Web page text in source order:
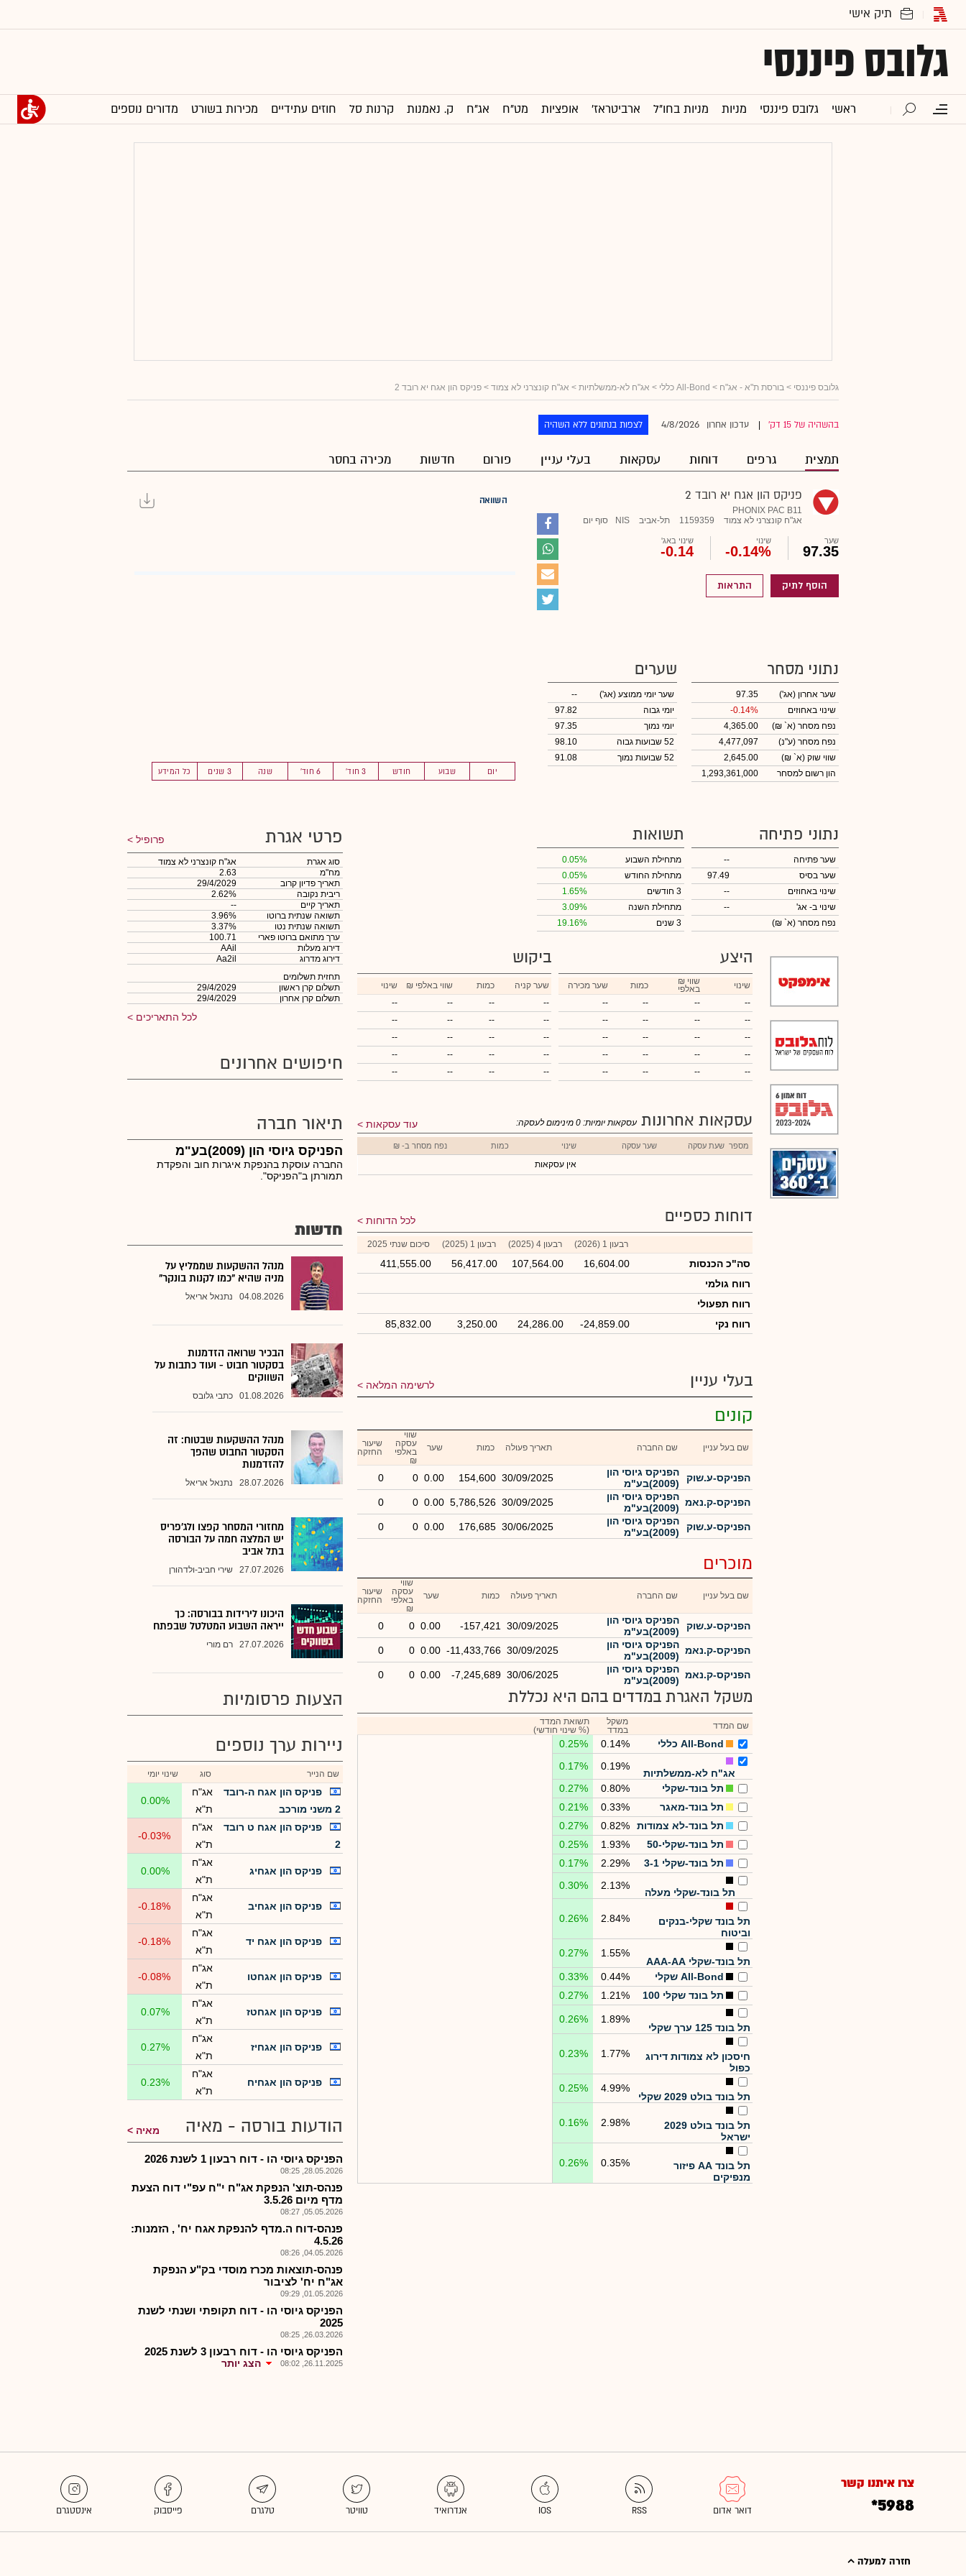
גלובס פיננסי
ראשי גלובס פיננסי מניות מניות בחו"ל ארביטראז' אופציות מט"ח אג"ח ק. נאמנות קרנות סל חוזים עתידיים מכירות בשורט מדורים נוספים
גלובס פיננסי > בורסת ת"א - אג"ח > All-Bond כללי > אג"ח לא-ממשלתיות > אג"ח קונצרני לא צמוד > פניקס הון אגח יא רובד 2
בהשהיה של 15 דק' עדכון אחרון 4/8/2026 לצפות בנתונים ללא השהיה
תמצית גרפים דוחות עסקאות בעלי עניין פורום חדשות מכירה בחסר
פניקס הון אגח יא רובד 2
PHONIX PAC B11
אג"ח קונצרני לא צמוד
1159359 תל-אביב NIS סוף יום
שער
97.35
שינוי
-0.14%
שינוי באג'
-0.14
הוסף לתיק התראות
השוואה
יום שבוע חודש 3 חוד' 6 חוד' שנה 3 שנים כל המידע
נתוני מסחר
שער אחרון (אג')
97.35
שינוי באחוזים
-0.14%
נפח מסחר (א` ₪)
4,365.00
נפח מסחר (ע"נ)
4,477,097
שווי שוק (א` ₪)
2,645.00
הון רשום למסחר
1,293,361,000
שערים
שער יומי ממוצע (אג')
--
יומי גבוה
97.82
יומי נמוך
97.35
52 שבועות גבוה
98.10
52 שבועות נמוך
91.08
נתוני פתיחה
שער פתיחה
--
שער בסיס
97.49
שינוי באחוזים
--
שינוי ב- אג'
--
נפח מסחר (א` ₪)
תשואות
מתחילת השבוע
0.05%
מתחילת החודש
0.05%
3 חודשים
1.65%
מתחילת השנה
3.09%
3 שנים
19.16%
היצע
שינוי ₪ שווי
באלפי כמות
שער מכירה
--
--
--
--
--
--
--
--
--
--
--
--
--
--
--
--
--
--
--
--
ביקוש
שער קניה כמות ₪ שווי באלפי
שינוי
--
--
--
--
--
--
--
--
--
--
--
--
--
--
--
--
--
--
--
--
עסקאות אחרונות עוד עסקאות עסקאות יומיות: 0 מינימום לעסקה:
מספר שעת עסקה שער עסקה שינוי כמות נפח מסחר ב- ₪
אין עסקאות
דוחות כספיים לכל הדוחות
רבעון 1 (2026) רבעון 4 (2025) רבעון 1 (2025) סיכום שנתי 2025
סה"כ הכנסות 16,604.00
107,564.00
56,417.00
411,555.00
רווח גולמי
רווח תפעולי
רווח נקי
-24,859.00
24,286.00
3,250.00
85,832.00
בעלי עניין לרשימה המלאה
קונים
שם בעל עניין שם החברה תאריך פעולה כמות שער
שווי
עסקה
באלפי
₪
שיעור
החזקה
הפניקס-ע.שוק
הפניקס גיוסי הון
(2009)בע"מ
30/09/2025
154,600
0.00
0
0
הפניקס-ק.נאמ הפניקס גיוסי הון
(2009)בע"מ
30/09/2025
5,786,526
0.00
0
0
הפניקס-ע.שוק
הפניקס גיוסי הון
(2009)בע"מ
30/06/2025
176,685
0.00
0
0
מוכרים
שם בעל עניין שם החברה תאריך פעולה כמות שער
שווי
עסקה
באלפי
₪
שיעור
החזקה
הפניקס-ע.שוק
הפניקס גיוסי הון
(2009)בע"מ
30/09/2025
-157,421
0.00
0
0
הפניקס-ק.נאמ הפניקס גיוסי הון
(2009)בע"מ
30/09/2025
-11,433,766
0.00
0
0
הפניקס-ק.נאמ הפניקס גיוסי הון
(2009)בע"מ
30/06/2025
-7,245,689
0.00
0
0
משקל האגרת במדדים בהם היא נכללת
שם המדד
משקל
במדד
תשואת המדד
(% שינוי חודשי)
All-Bond כללי 0.14%
0.25%
אג"ח לא-ממשלתיות
0.19%
0.17%
תל בונד-שקלי
0.80%
0.27%
תל בונד-מאגר
0.33%
0.21%
תל בונד-לא צמודות
0.82%
0.27%
תל בונד-שקלי-50
1.93%
0.25%
תל בונד-שקלי 3-1
2.29%
0.17%
תל בונד-שקלי מעלה
2.13%
0.30%
תל בונד שקלי-בנקים
וביטוח
2.84%
0.26%
תל בונד-שקלי AAA-AA
1.55%
0.27%
All-Bond שקלי 0.44%
0.33%
תל בונד שקלי 100
1.21%
0.27%
תל בונד 125 ערך שקלי
1.89%
0.26%
חיסכון לא צמודות דירוג
כפול
1.77%
0.23%
תל בונד בולט 2029 שקלי
4.99%
0.25%
תל בונד בולט 2029
ישראל
2.98%
0.16%
תל בונד AA פיזור
מנפיקים
0.35%
0.26%
פרטי אגרת פרופיל
סוג אגרת
אג"ח קונצרני לא צמוד
מח"מ
2.63
תאריך פדיון קרוב
29/4/2029
ריבית נקובה
2.62%
תאריך קיים
--
תשואה שנתית ברוטו
3.96%
תשואה שנתית נטו
3.37%
ערך מתואם ברוטו פארי
100.71
דירוג מעלות
AAil
דירוג מדרוג
Aa2il
תחזית תשלומים
תשלום קרן ראשון
29/4/2029
תשלום קרן אחרון
29/4/2029
לכל התאריכים
חיפושים אחרונים
תיאור חברה
הפניקס גיוסי הון (2009)בע"מ
החברה עוסקת בהנפקת איגרות חוב והפקדת
תמורתן ב"הפניקס".
חדשות
מנהל ההשקעות שממליץ על
מניה שהיא "כמו לקנות בונקר"
04.08.2026 נתנאל אריאל
הבכיר שרואה הזדמנות
בסקטור חבוט - ועוד כתבות על
השווקים
01.08.2026 כתבי גלובס
מנהל ההשקעות שבטוח: זה
הסקטור החבוט שהפך
להזדמנות
28.07.2026 נתנאל אריאל
מחזורי המסחר קפצו ולג'פריס
יש המלצה חמה על הבורסה
בתל אביב
27.07.2026 שירי חביב-ולדהורן
היכונו לירידות בבורסה: כך
ייראה השבוע המטלטל שבפתח
27.07.2026 רם מורי
הצעות פרסומיות
ניירות ערך נוספים
שם הנייר סוג שינוי יומי
פניקס הון אגח ה-רובד
2 משני מורכב
אג"ח
ת"א
0.00%
פניקס הון אגח ט רובד
2
אג"ח
ת"א
-0.03%
פניקס הון אגחיג
אג"ח
ת"א
0.00%
פניקס הון אגחיב
אג"ח
ת"א
-0.18%
פניקס הון אגח יד
אג"ח
ת"א
-0.18%
פניקס הון אגחטו
אג"ח
ת"א
-0.08%
פניקס הון אגחטז
אג"ח
ת"א
0.07%
פניקס הון אגחיז
אג"ח
ת"א
0.27%
פניקס הון אגחיח
אג"ח
ת"א
0.23%
הודעות בורסה - מאיה מאיה
הפניקס גיוסי הו - דוח רבעון 1 לשנת 2026
28.05.2026, 08:25
פנהס-תוצ' הנפקת אג"ח י"ח עפ"י דוח הצעת
מדף מיום 3.5.26
05.05.2026, 08:27
פנהס-דוח ה.מדף להנפקת אגח יח' , הזמנות:
4.5.26
04.05.2026, 08:26
פנהס-תוצאות מכרז מוסדי בק"ע הנפקת
אג"ח יח' לציבור
01.05.2026, 09:29
הפניקס גיוסי הו - דוח תקופתי ושנתי לשנת
2025
26.03.2026, 08:25
הפניקס גיוסי הו - דוח רבעון 3 לשנת 2025
26.11.2025, 08:02 הצג יותר
צרו איתנו קשר
*5988
חזרה למעלה